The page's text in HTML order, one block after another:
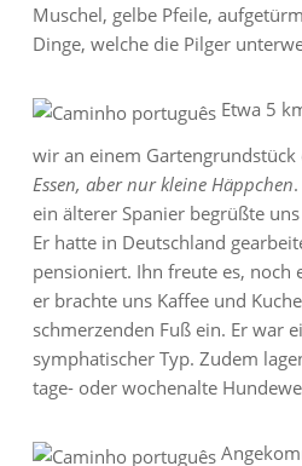
Muschel, gelbe Pfeile,
Dinge, welche die Pilger
Etwa 5
wir an einem Gartengrundstück
Essen, aber nur kleine Häppchen
ein älterer Spanier begrüßte
Er hatte in Deutschland
pensioniert. Ihn freute es, noch
er brachte uns Kaffee und
schmerzenden Fuß ein. Er war
symphatischer Typ. Zudem
tage- oder wochenalte